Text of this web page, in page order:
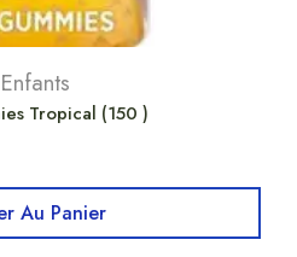
Tropical (150 )
Au Panier